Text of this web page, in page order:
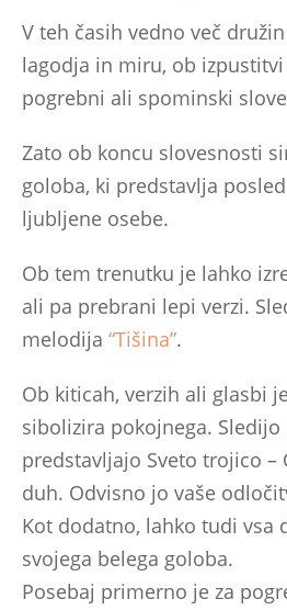
V teh časih vedno več
lagodja in miru, ob
pogrebni ali spominski
Zato ob koncu slovesnosti
goloba, ki predstavlja
ljubljene osebe.
Ob tem trenutku je lahko
ali pa prebrani lepi verzi.
melodija “Tišina”.
Ob kiticah, verzih ali glasbi
sibolizira pokojnega.
predstavljajo Sveto trojico –
duh. Odvisno jo vaše
Kot dodatno, lahko tudi vsa
svojega belega goloba.
Posebaj primerno je za